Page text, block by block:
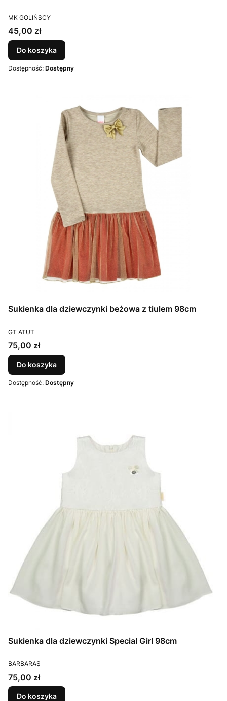
PRODUCENT
MK GOLIŃSCY
Cena
45,00 zł
Do koszyka
Dostępność: Dostępny
Sukienka dla dziewczynki beżowa z tiulem 98cm
PRODUCENT
GT ATUT
Cena
75,00 zł
Do koszyka
Dostępność: Dostępny
Sukienka dla dziewczynki Special Girl 98cm
PRODUCENT
BARBARAS
Cena
75,00 zł
Do koszyka